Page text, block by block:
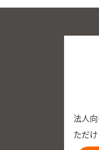
法人
ただ